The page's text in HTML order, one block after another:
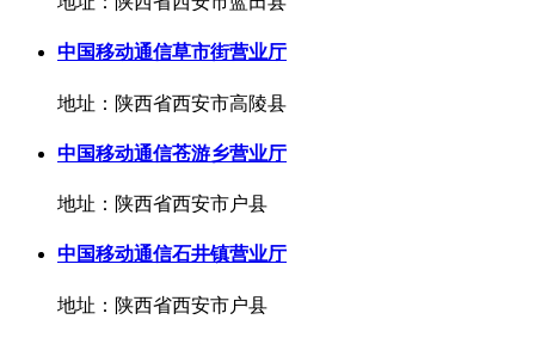
中国移动通信草市街营业厅
地址：陕西省西安市高陵县
中国移动通信苍游乡营业厅
地址：陕西省西安市户县
中国移动通信石井镇营业厅
地址：陕西省西安市户县